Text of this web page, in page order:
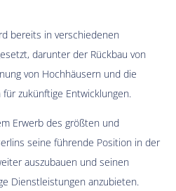
bereits in verschiedenen
darunter der Rückbau von
von Hochhäusern und die
zukünftige Entwicklungen.
Erwerb des größten und
seine führende Position in der
auszubauen und seinen
Dienstleistungen anzubieten.